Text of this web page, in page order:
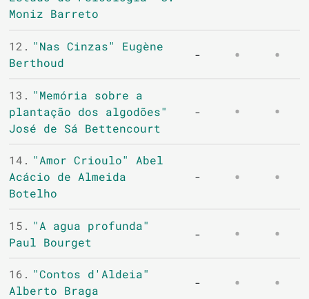
Moniz Barreto
12. "Nas Cinzas" Eugène
Berthoud
-
13. "Memória sobre a
plantação dos algodões"
José de Sá Bettencourt
-
14. "Amor Crioulo" Abel
Acácio de Almeida
Botelho
-
15. "A agua profunda"
Paul Bourget
-
16. "Contos d'Aldeia"
Alberto Braga
-